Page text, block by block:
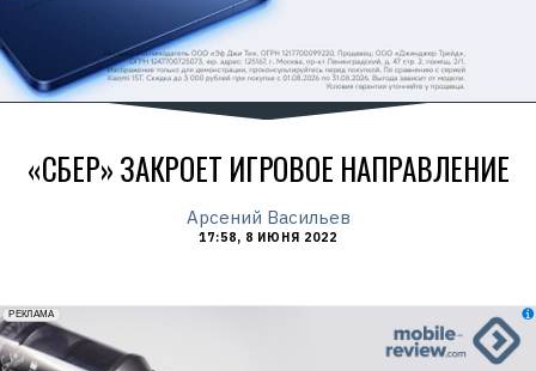
«СБЕР» ЗАКРОЕТ ИГРОВОЕ НАПРАВЛЕНИЕ
Арсений Васильев
17:58, 8 ИЮНЯ 2022
erid: 2VfnxxmNzs5
РЕКЛАМА